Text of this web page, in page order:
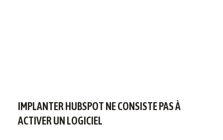
IMPLANTER HUBSPOT NE CONSISTE PAS À
ACTIVER UN LOGICIEL